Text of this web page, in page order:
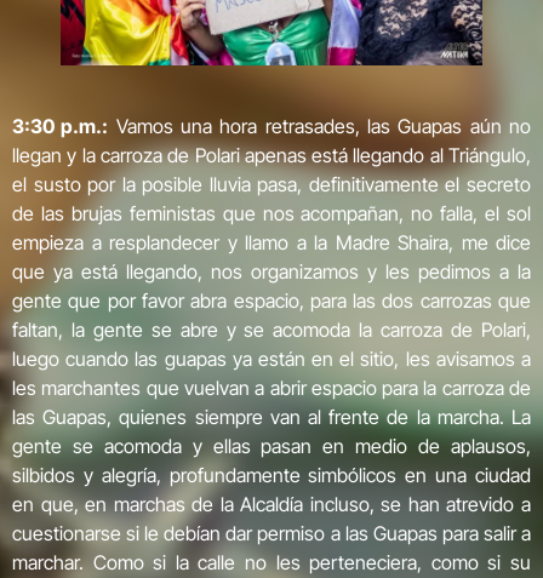
3:30 p.m.: Vamos una hora retrasades, las Guapas aún no
llegan y la carroza de Polari apenas está llegando al Triángulo,
el susto por la posible lluvia pasa, definitivamente el secreto
de las brujas feministas que nos acompañan, no falla, el sol
empieza a resplandecer y llamo a la Madre Shaira, me dice
que ya está llegando, nos organizamos y les pedimos a la
gente que por favor abra espacio, para las dos carrozas que
faltan, la gente se abre y se acomoda la carroza de Polari,
luego cuando las guapas ya están en el sitio, les avisamos a
les marchantes que vuelvan a abrir espacio para la carroza de
las Guapas, quienes siempre van al frente de la marcha. La
gente se acomoda y ellas pasan en medio de aplausos,
silbidos y alegría, profundamente simbólicos en una ciudad
en que, en marchas de la Alcaldía incluso, se han atrevido a
cuestionarse si le debían dar permiso a las Guapas para salir a
marchar. Como si la calle no les perteneciera, como si su